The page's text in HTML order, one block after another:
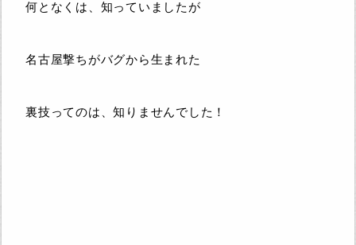
何となくは、知っていましたが
名古屋撃ちがバグから生まれた
裏技ってのは、知りませんでした！